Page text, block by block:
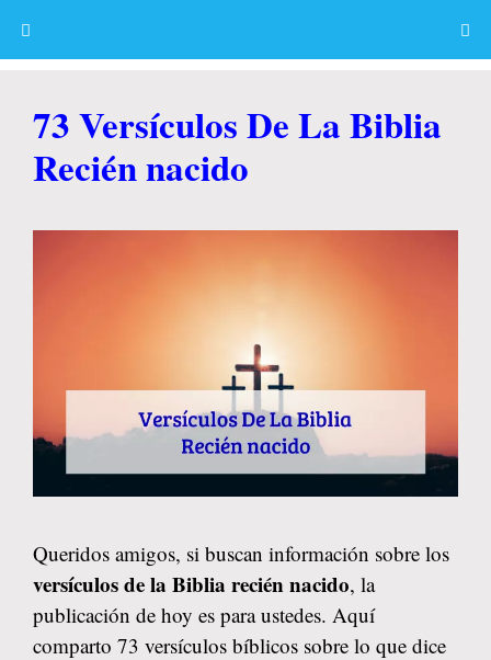
73 Versículos De La Biblia
Recién nacido
Queridos amigos, si buscan información sobre los
versículos de la Biblia recién nacido, la
publicación de hoy es para ustedes. Aquí
comparto 73 versículos bíblicos sobre lo que dice